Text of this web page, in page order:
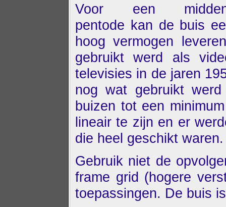
Voor een
pentode kan de buis
hoog vermogen
gebruikt werd als
televisies in de jaren
nog wat gebruikt
buizen tot een
lineair te zijn en er
die heel geschikt waren.
Gebruik niet de
frame grid (hogere
toepassingen. De buis